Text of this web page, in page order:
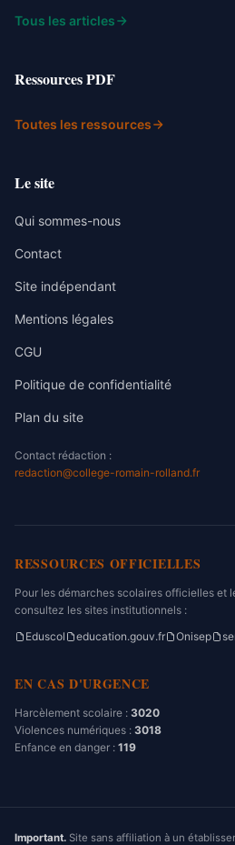
Tous les articles
Ressources PDF
Toutes les ressources
Le site
Qui sommes-nous
Contact
Site indépendant
Mentions légales
CGU
Politique de confidentialité
Plan du site
Contact rédaction :
redaction@college-romain-rolland.fr
RESSOURCES OFFICIELLES
Pour les démarches scolaires officielles et
consultez les sites institutionnels :
Eduscol
education.gouv.fr Onisep
EN CAS D'URGENCE
Harcèlement scolaire : 3020
Violences numériques : 3018
Enfance en danger : 119
Important. Site sans affiliation à un